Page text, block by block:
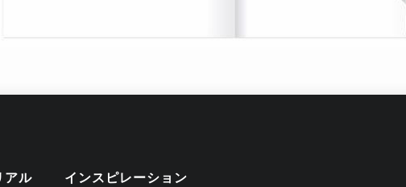
アル インスピレーション